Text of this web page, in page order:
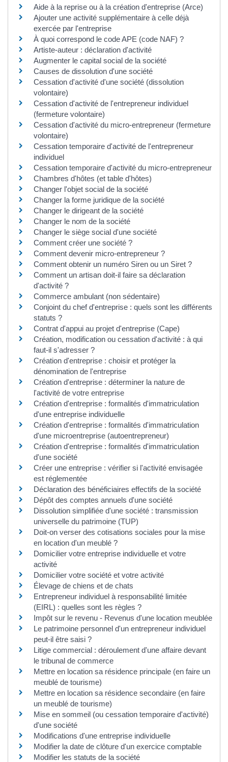
Aide à la reprise ou à la création d'entreprise (Arce)
Ajouter une activité supplémentaire à celle déjà
exercée par l'entreprise
À quoi correspond le code APE (code NAF) ?
Artiste-auteur : déclaration d'activité
Augmenter le capital social de la société
Causes de dissolution d'une société
Cessation d'activité d'une société (dissolution
volontaire)
Cessation d'activité de l'entrepreneur individuel
(fermeture volontaire)
Cessation d'activité du micro-entrepreneur (fermeture
volontaire)
Cessation temporaire d'activité de l'entrepreneur
individuel
Cessation temporaire d'activité du micro-entrepreneur
Chambres d'hôtes (et table d'hôtes)
Changer l'objet social de la société
Changer la forme juridique de la société
Changer le dirigeant de la société
Changer le nom de la société
Changer le siège social d'une société
Comment créer une société ?
Comment devenir micro-entrepreneur ?
Comment obtenir un numéro Siren ou un Siret ?
Comment un artisan doit-il faire sa déclaration
d'activité ?
Commerce ambulant (non sédentaire)
Conjoint du chef d'entreprise : quels sont les différents
statuts ?
Contrat d'appui au projet d'entreprise (Cape)
Création, modification ou cessation d'activité : à qui
faut-il s'adresser ?
Création d'entreprise : choisir et protéger la
dénomination de l'entreprise
Création d'entreprise : déterminer la nature de
l'activité de votre entreprise
Création d'entreprise : formalités d'immatriculation
d'une entreprise individuelle
Création d'entreprise : formalités d'immatriculation
d'une microentreprise (autoentrepreneur)
Création d'entreprise : formalités d'immatriculation
d'une société
Créer une entreprise : vérifier si l'activité envisagée
est réglementée
Déclaration des bénéficiaires effectifs de la société
Dépôt des comptes annuels d'une société
Dissolution simplifiée d'une société : transmission
universelle du patrimoine (TUP)
Doit-on verser des cotisations sociales pour la mise
en location d'un meublé ?
Domicilier votre entreprise individuelle et votre
activité
Domicilier votre société et votre activité
Élevage de chiens et de chats
Entrepreneur individuel à responsabilité limitée
(EIRL) : quelles sont les règles ?
Impôt sur le revenu - Revenus d'une location meublée
Le patrimoine personnel d'un entrepreneur individuel
peut-il être saisi ?
Litige commercial : déroulement d'une affaire devant
le tribunal de commerce
Mettre en location sa résidence principale (en faire un
meublé de tourisme)
Mettre en location sa résidence secondaire (en faire
un meublé de tourisme)
Mise en sommeil (ou cessation temporaire d'activité)
d'une société
Modifications d'une entreprise individuelle
Modifier la date de clôture d'un exercice comptable
Modifier les statuts de la société